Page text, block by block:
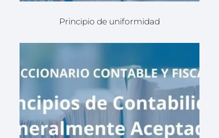
Principio de uniformidad